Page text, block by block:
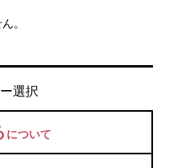
。
選択
について